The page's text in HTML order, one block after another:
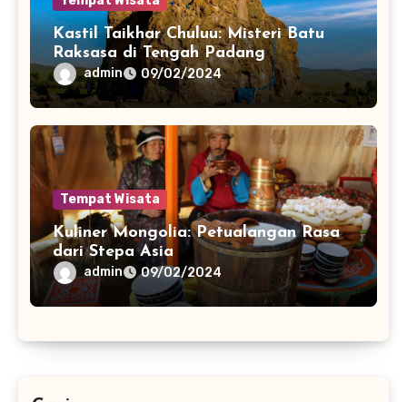
Kastil Taikhar Chuluu: Misteri Batu
Raksasa di Tengah Padang
admin 09/02/2024
Tempat Wisata
Kuliner Mongolia: Petualangan Rasa
dari Stepa Asia
admin 09/02/2024